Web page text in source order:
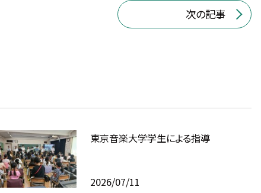
次の記事
東京音楽大学学生による指導
2026/07/11